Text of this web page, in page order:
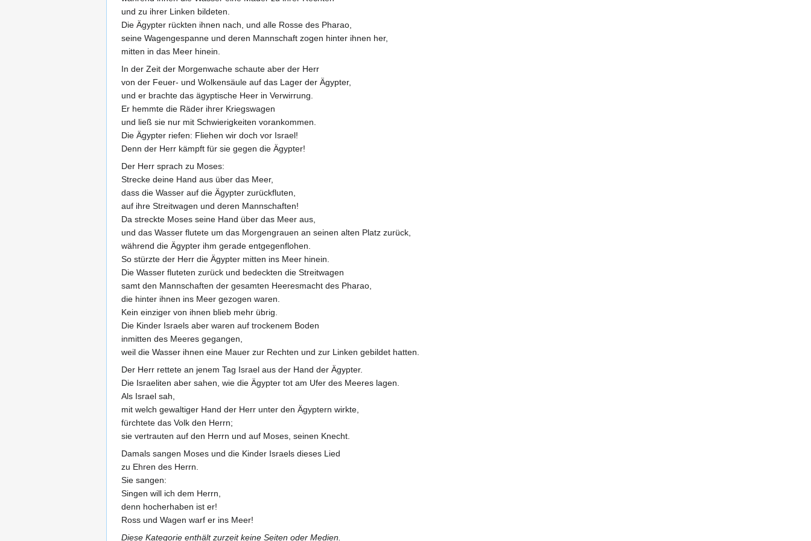
und zu ihrer Linken bildeten.
Die Ägypter rückten ihnen nach, und alle Rosse des Pharao,
seine Wagengespanne und deren Mannschaft zogen hinter ihnen her,
mitten in das Meer hinein.
In der Zeit der Morgenwache schaute aber der Herr
von der Feuer- und Wolkensäule auf das Lager der Ägypter,
und er brachte das ägyptische Heer in Verwirrung.
Er hemmte die Räder ihrer Kriegswagen
und ließ sie nur mit Schwierigkeiten vorankommen.
Die Ägypter riefen: Fliehen wir doch vor Israel!
Denn der Herr kämpft für sie gegen die Ägypter!
Der Herr sprach zu Moses:
Strecke deine Hand aus über das Meer,
dass die Wasser auf die Ägypter zurückfluten,
auf ihre Streitwagen und deren Mannschaften!
Da streckte Moses seine Hand über das Meer aus,
und das Wasser flutete um das Morgengrauen an seinen alten Platz zurück,
während die Ägypter ihm gerade entgegenflohen.
So stürzte der Herr die Ägypter mitten ins Meer hinein.
Die Wasser fluteten zurück und bedeckten die Streitwagen
samt den Mannschaften der gesamten Heeresmacht des Pharao,
die hinter ihnen ins Meer gezogen waren.
Kein einziger von ihnen blieb mehr übrig.
Die Kinder Israels aber waren auf trockenem Boden
inmitten des Meeres gegangen,
weil die Wasser ihnen eine Mauer zur Rechten und zur Linken gebildet hatten.
Der Herr rettete an jenem Tag Israel aus der Hand der Ägypter.
Die Israeliten aber sahen, wie die Ägypter tot am Ufer des Meeres lagen.
Als Israel sah,
mit welch gewaltiger Hand der Herr unter den Ägyptern wirkte,
fürchtete das Volk den Herrn;
sie vertrauten auf den Herrn und auf Moses, seinen Knecht.
Damals sangen Moses und die Kinder Israels dieses Lied
zu Ehren des Herrn.
Sie sangen:
Singen will ich dem Herrn,
denn hocherhaben ist er!
Ross und Wagen warf er ins Meer!
Diese Kategorie enthält zurzeit keine Seiten oder Medien.